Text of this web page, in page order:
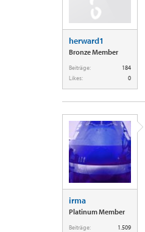
herward1
Bronze Member
Beiträge:
184
Likes:
0
irma
Platinum Member
Beiträge:
1.509